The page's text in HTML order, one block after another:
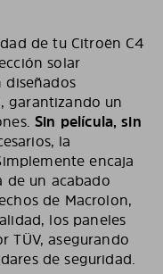
de tu Citroën C4
solar
diseñados
garantizando un
Sin película, sin
la
encaja
de un acabado
de Macrolon,
los paneles
TÜV, asegurando
de seguridad.